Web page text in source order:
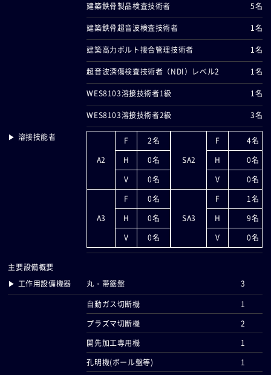
建築鉄骨製品検査技術者
5名
建築鉄骨超音波検査技術者
1名
建築高力ボルト接合管理技術者
1名
超音波深傷検査技術者（NDI）レべル2
1名
WES8103溶接技術者1級
1名
WES8103溶接技術者2級
3名
▶ 溶接技能者
A2
F
2名
SA2
F
4名
H
0名 H
0名
V
0名 V 0名
A3
F
0名
SA3
F
1名
H
0名 H
9名
V
0名 V 0名
主要設備概要
▶ 工作用設備機器
丸・帯鋸盤
3
自動ガス切断機
1
プラズマ切断機
2
開先加工専用機
1
孔明機(ボール盤等)
1